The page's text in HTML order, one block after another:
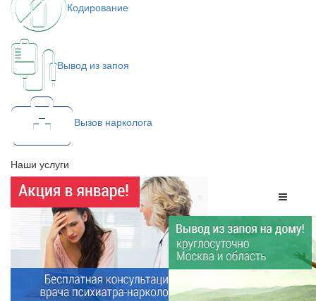
Кодирование
Вывод из запоя
Вызов нарколога
Наши услуги
Меню